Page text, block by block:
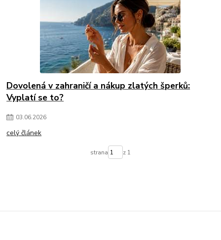
Dovolená v zahraničí a nákup zlatých šperků:
Vyplatí se to?
03.06.2026
celý článek
strana z 1